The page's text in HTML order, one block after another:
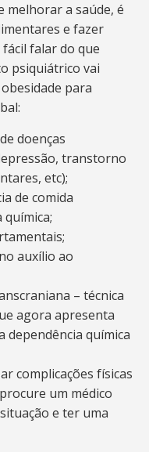
melhorar a saúde, é
e fazer
falar do que
psiquiátrico vai
para
doenças
transtorno
etc);
de comida
auxílio ao
– técnica
agora apresenta
dependência química
complicações físicas
um médico
e ter uma